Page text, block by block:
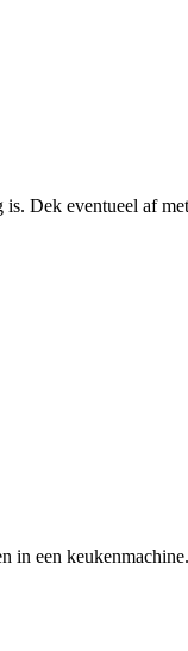
Dek eventueel af
in een keukenmachine.